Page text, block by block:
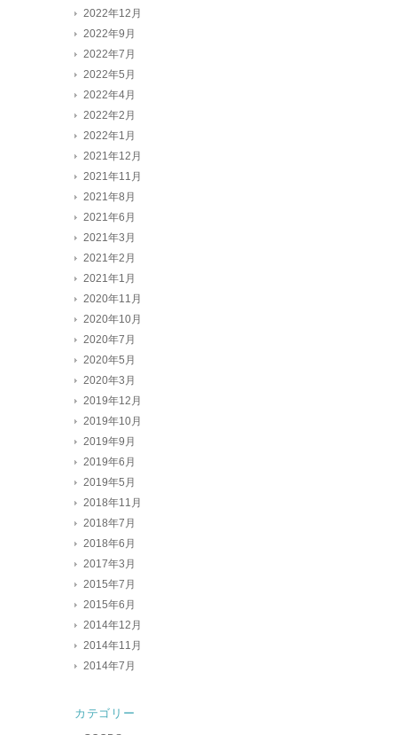
2022年12月
2022年9月
2022年7月
2022年5月
2022年4月
2022年2月
2022年1月
2021年12月
2021年11月
2021年8月
2021年6月
2021年3月
2021年2月
2021年1月
2020年11月
2020年10月
2020年7月
2020年5月
2020年3月
2019年12月
2019年10月
2019年9月
2019年6月
2019年5月
2018年11月
2018年7月
2018年6月
2017年3月
2015年7月
2015年6月
2014年12月
2014年11月
2014年7月
カテゴリー